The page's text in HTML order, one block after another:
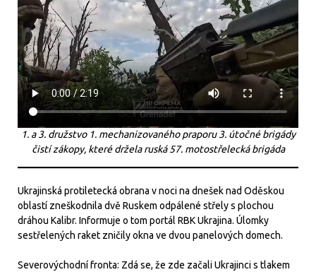
1. a 3. družstvo 1. mechanizovaného praporu 3. útočné brigády
čistí zákopy, které držela ruská 57. motostřelecká brigáda
Ukrajinská protiletecká obrana v noci na dnešek nad Oděskou
oblastí zneškodnila dvě Ruskem odpálené střely s plochou
dráhou Kalibr. Informuje o tom portál RBK Ukrajina. Úlomky
sestřelených raket zničily okna ve dvou panelových domech.
Severovýchodní fronta: Zdá se, že zde začali Ukrajinci s tlakem